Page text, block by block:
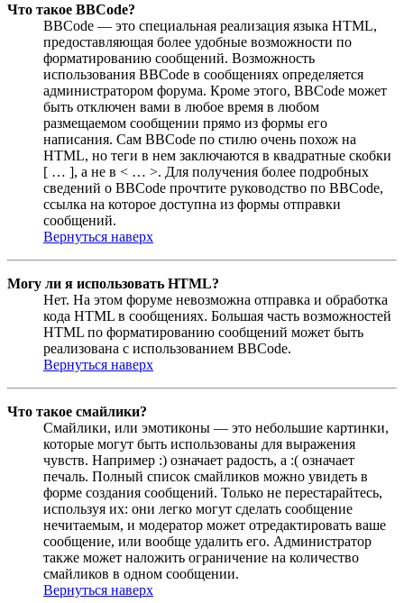
Что такое BBCode?
BBCode — это специальная реализация языка HTML,
предоставляющая более удобные возможности по
форматированию сообщений. Возможность
использования BBCode в сообщениях определяется
администратором форума. Кроме этого, BBCode может
быть отключен вами в любое время в любом
размещаемом сообщении прямо из формы его
написания. Сам BBCode по стилю очень похож на
HTML, но теги в нем заключаются в квадратные скобки
[ … ], а не в < … >. Для получения более подробных
сведений о BBCode прочтите руководство по BBCode,
ссылка на которое доступна из формы отправки
сообщений.
Вернуться наверх
Могу ли я использовать HTML?
Нет. На этом форуме невозможна отправка и обработка
кода HTML в сообщениях. Большая часть возможностей
HTML по форматированию сообщений может быть
реализована с использованием BBCode.
Вернуться наверх
Что такое смайлики?
Смайлики, или эмотиконы — это небольшие картинки,
которые могут быть использованы для выражения
чувств. Например :) означает радость, а :( означает
печаль. Полный список смайликов можно увидеть в
форме создания сообщений. Только не перестарайтесь,
используя их: они легко могут сделать сообщение
нечитаемым, и модератор может отредактировать ваше
сообщение, или вообще удалить его. Администратор
также может наложить ограничение на количество
смайликов в одном сообщении.
Вернуться наверх